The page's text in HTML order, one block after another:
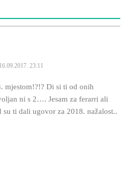
16.09.2017. 23:11
Di si ti od onih
ni s 2…. Jesam za ferarri ali
ti dali ugovor za 2018. nažalost..